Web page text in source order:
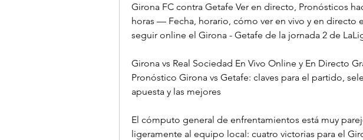
Girona FC contra Getafe Ver en directo, Pronósticos
horas — Fecha, horario, cómo ver en vivo y en directo
seguir online el Girona - Getafe de la jornada 2 de
Girona vs Real Sociedad En Vivo Online y En Directo
Pronóstico Girona vs Getafe: claves para el partido,
apuesta y las mejores
El cómputo general de enfrentamientos está muy
ligeramente al equipo local: cuatro victorias para el